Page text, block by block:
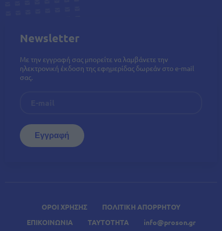
ΟΡΟΙ ΧΡΗΣΗΣ
ΠΟΛΙΤΙΚΗ ΑΠΟΡΡΗΤΟΥ
ΕΠΙΚΟΙΝΩΝΙΑ
ΤΑΥΤΟΤΗΤΑ info@proson.gr
Newsletter
Με την εγγραφή σας μπορείτε να λαμβάνετε την
ηλεκτρονική έκδοση της εφημερίδας δωρεάν στο e-mail
σας.